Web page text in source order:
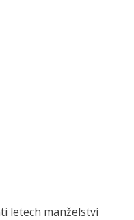
letech manželství